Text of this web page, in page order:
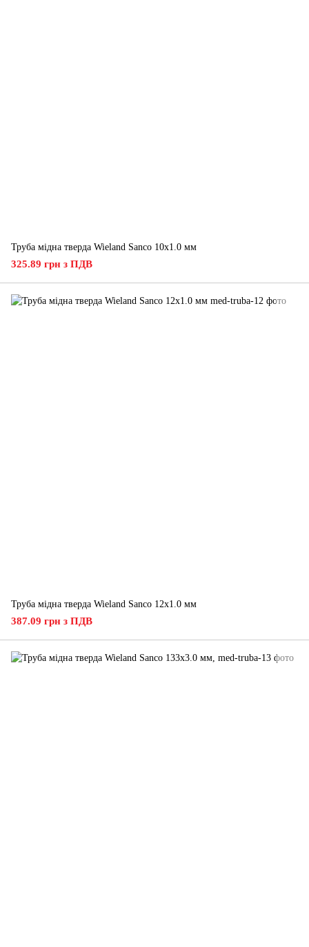
Труба мідна тверда Wieland Sanco 10х1.0 мм
325.89 грн з ПДВ
Труба мідна тверда Wieland Sanco 12х1.0 мм
387.09 грн з ПДВ